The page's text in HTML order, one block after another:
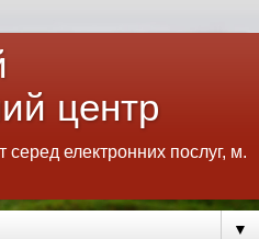
центр
електронних послуг, м.
▼